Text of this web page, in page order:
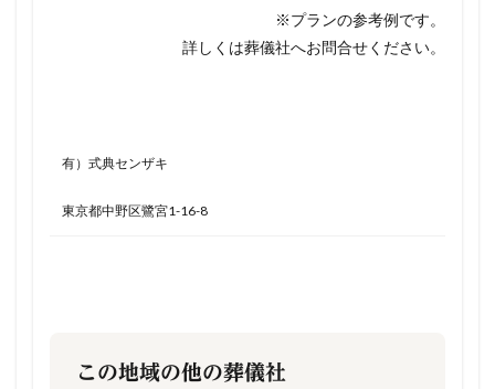
※プランの参考例です。
詳しくは葬儀社へお問合せください。
有）式典センザキ
東京都中野区鷺宮1-16-8
この地域の他の葬儀社